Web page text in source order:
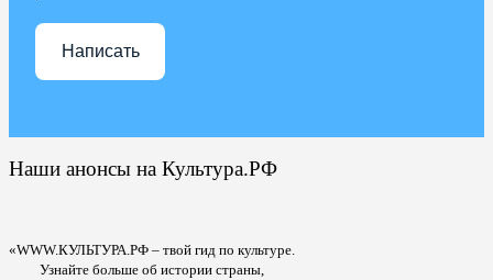
Написать
Наши анонсы на Культура.РФ
«WWW.КУЛЬТУРА.РФ – твой гид по культуре.
Узнайте больше об истории страны,